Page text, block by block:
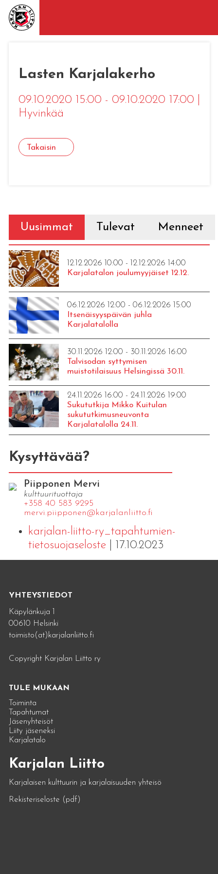
Lasten Karjalakerho
09.10.2020 15:00 - 09.10.2020 17:00
Hyvinkää
Takaisin
Uusimmat Tulevat Menneet
12.12.2026 10:00 - 12.12.2026 14:00
Karjalatalon joulumyyjäiset 12.12.
06.12.2026 12:00 - 06.12.2026 15:00
Itsenäisyyspäivän juhla
Karjalatalolla
30.11.2026 12:00 - 30.11.2026 16:00
Talvisodan syttymisen
muistotilaisuus Helsingissä 30.11.
24.11.2026 16:00 - 24.11.2026 19:00
Sukututkija Mikko Kuitulan
sukututkimusneuvonta
Karjalatalolla 24.11.
Kysyttävää?
Piipponen Mervi
kulttuurituottaja
+358 40 583 9295
mervi.​piipponen@​kar​jala​nlii​tto.​fi
karjalan-liitto-ry_tapahtumien-
tietosuojaseloste| 17.10.2023
YHTEYSTIEDOT
Käpylänkuja 1
00610 Helsinki
toimisto(at)karjalanliitto.fi
Copyright Karjalan Liitto ry
TULE MUKAAN
Toiminta
Tapahtumat
Jäsenyhteisöt
Liity jäseneksi
Karjalatalo
Karjalan Liitto
Karjalaisen kulttuurin ja karjalaisuuden yhteisö
Rekisteriseloste (pdf)